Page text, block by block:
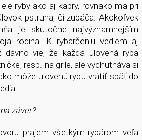
ryby ako aj kapry, rovnako ma pri
pstruha, či zubáča. Akokoľvek
je skutočne najvýznamnejším
rodina. K rybárčeniu vediem aj
vie, že každá ulovená ryba
resp. na grile, ale vychutnáva si
môže ulovenú rybu vrátiť späť do
záver?
prajem všetkým rybárom veľa